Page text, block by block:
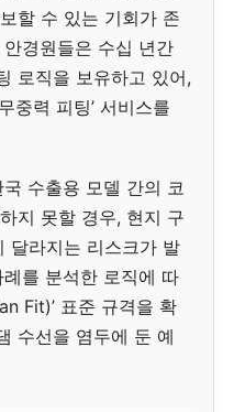
할 수 있는 기회가 존
경원들은 수십 년간
로직을 보유하고 있어,
중력 피팅’ 서비스를
수출용 모델 간의 코
지 못할 경우, 현지 구
달라지는 리스크가 발
를 분석한 로직에 따
Fit)’ 표준 규격을 확
수선을 염두에 둔 예